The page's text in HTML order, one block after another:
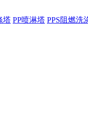
塔 PP喷淋塔 PPS阻燃洗